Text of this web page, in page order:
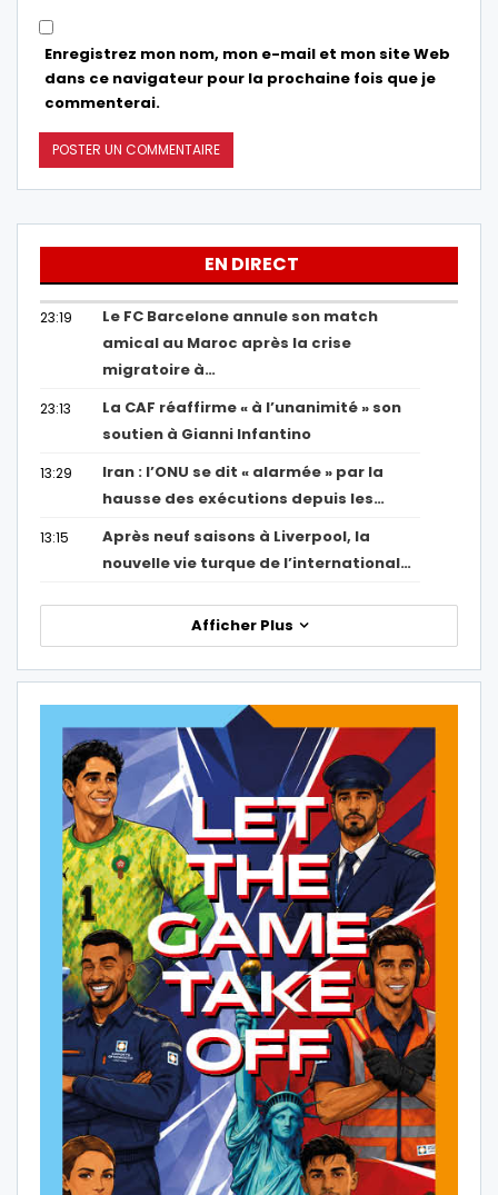
Enregistrez mon nom, mon e-mail et mon site Web
dans ce navigateur pour la prochaine fois que je
commenterai.
EN DIRECT
23:19
Le FC Barcelone annule son match
amical au Maroc après la crise
migratoire à…
23:13
La CAF réaffirme « à l’unanimité » son
soutien à Gianni Infantino
13:29
Iran : l’ONU se dit « alarmée » par la
hausse des exécutions depuis les…
13:15
Après neuf saisons à Liverpool, la
nouvelle vie turque de l’international…
Afficher Plus